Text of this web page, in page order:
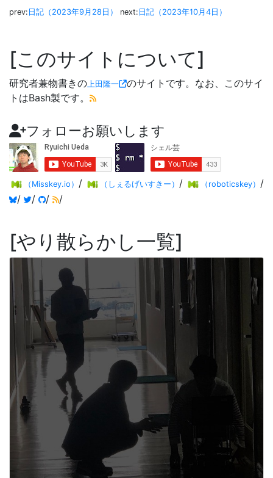
prev: 日記（2023年9月28日） next: 日記（2023年10月4日）
このサイトについて
研究者兼物書きの 上田隆一
のサイトです。なお、このサイ
トはBash製です。
フォローお願いします
（Misskey.io） / （しぇるげいすきー） / （roboticskey） /
/
/ / /
やり散らかし一覧